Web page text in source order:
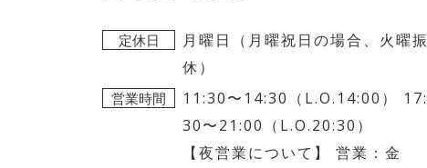
定休日
月曜日（月曜祝日の場合、火曜振
休）
営業時間
11:30〜14:30（L.O.14:00） 17:
30〜21:00（L.O.20:30）
【夜営業について】 営業：金